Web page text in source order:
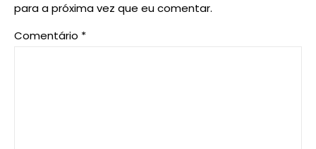
para a próxima vez que eu comentar.
Comentário *